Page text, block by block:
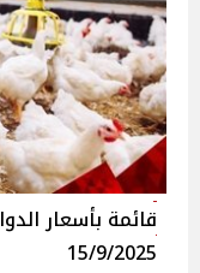
15/9/2025